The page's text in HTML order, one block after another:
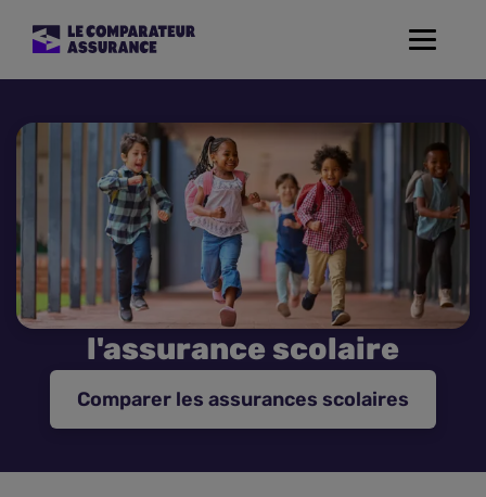
Toggle
Mutuelle Santé
Assurance Moto
Assurance Habitation
Assurance de prêt
Assurance Animaux
l'assurance scolaire
Comparer les assurances scolaires